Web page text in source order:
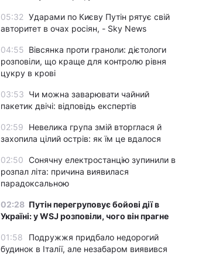
05:32 Ударами по Києву Путін рятує свій
авторитет в очах росіян, - Sky News
04:55 Вівсянка проти граноли: дієтологи
розповіли, що краще для контролю рівня
цукру в крові
03:53 Чи можна заварювати чайний
пакетик двічі: відповідь експертів
02:59
Невелика група змій вторглася й
захопила цілий острів: як їм це вдалося
02:50 Сонячну електростанцію зупинили в
розпал літа: причина виявилася
парадоксальною
02:28 Путін перегруповує бойові дії в
Україні: у WSJ розповіли, чого він прагне
01:58
Подружжя придбало недорогий
будинок в Італії, але незабаром виявився